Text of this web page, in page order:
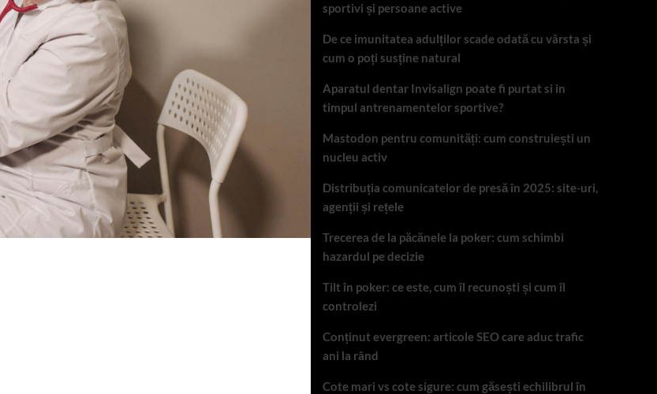
sportivi și persoane active
De ce imunitatea adulților scade odată cu vârsta și
cum o poți susține natural
Aparatul dentar Invisalign poate fi purtat si in
timpul antrenamentelor sportive?
Mastodon pentru comunități: cum construiești un
nucleu activ
Distribuția comunicatelor de presă în 2025: site-uri,
agenții și rețele
Trecerea de la păcănele la poker: cum schimbi
hazardul pe decizie
Tilt în poker: ce este, cum îl recunoști și cum îl
controlezi
Conținut evergreen: articole SEO care aduc trafic
ani la rând
Cote mari vs cote sigure: cum găsești echilibrul în